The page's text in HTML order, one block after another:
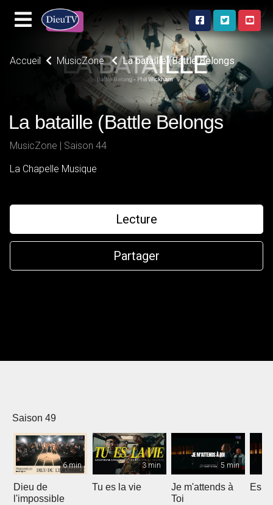
Accueil MusicZone La bataille (Battle Belongs
La bataille (Battle Belongs
MusicZone | Saison 44
La Chapelle Musique
Lecture
Partager
Saison 49
6 min
Dieu de
l'impossible
3 min
Tu es la vie
5 min
Je m'attends à
Toi